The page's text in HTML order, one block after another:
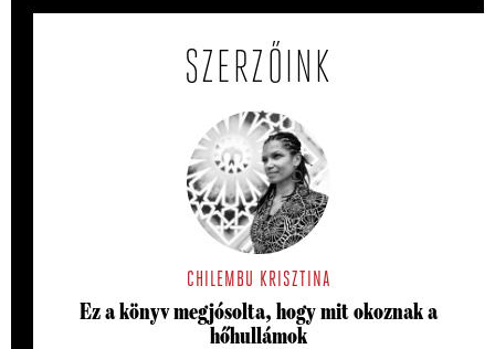
SZERZŐINK
CHILEMBU KRISZTINA
Ez a könyv megjósolta, hogy mit okoznak a
hőhullámok